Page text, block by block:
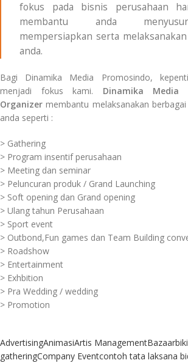
fokus pada bisnis perusahaan
membantu anda
mempersiapkan serta
anda.
Bagi Dinamika Media Promosindo,
menjadi fokus kami. Dinamika Media
Organizer membantu melaksanakan
anda seperti :
> Gathering
> Program insentif perusahaan
> Meeting dan seminar
> Peluncuran produk / Grand Launching
> Soft opening dan Grand opening
> Ulang tahun Perusahaan
> Sport event
> Outbond,Fun games dan Team Building
> Roadshow
> Entertainment
> Exhbition
> Pra Wedding / wedding
> Promotion
AdvertisingAnimasiArtis ManagementBazaar
gatheringCompany Eventcontoh tata laksana